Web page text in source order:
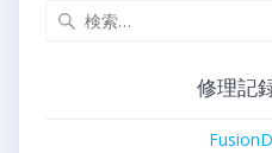
修理記